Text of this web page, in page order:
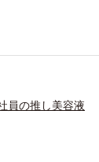
員の推し美容液